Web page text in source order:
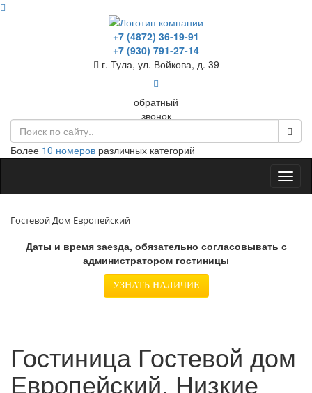
+7 (4872) 36-19-91
+7 (930) 791-27-14
г. Тула, ул. Войкова, д. 39
обратный
звонок
Более 10 номеров различных категорий
Гостевой Дом Европейский
Даты и время заезда, обязательно согласовывать с
администратором гостиницы
УЗНАТЬ НАЛИЧИЕ
Гостиница Гостевой дом
Европейский. Низкие